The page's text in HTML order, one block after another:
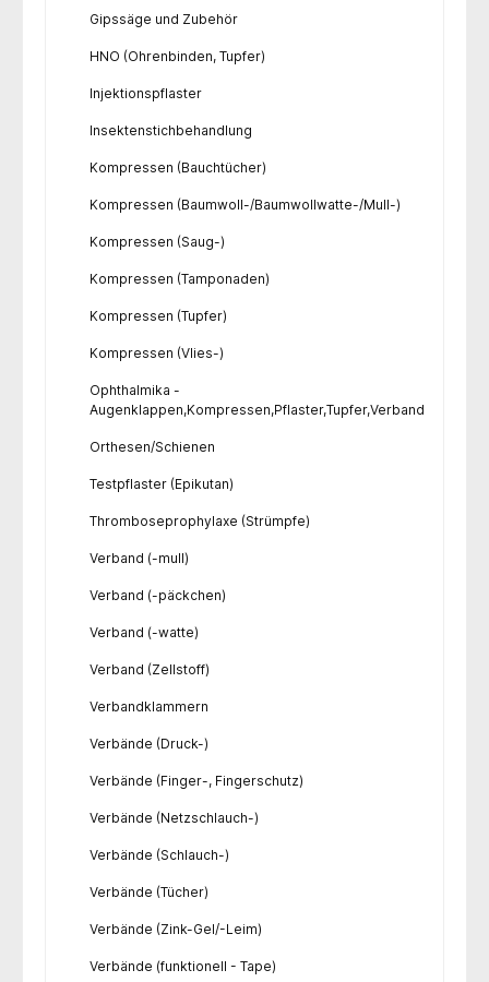
Gipssäge und Zubehör
HNO (Ohrenbinden, Tupfer)
Injektionspflaster
Insektenstichbehandlung
Kompressen (Bauchtücher)
Kompressen (Baumwoll-/Baumwollwatte-/Mull-)
Kompressen (Saug-)
Kompressen (Tamponaden)
Kompressen (Tupfer)
Kompressen (Vlies-)
Ophthalmika -
Augenklappen,Kompressen,Pflaster,Tupfer,Verband
Orthesen/Schienen
Testpflaster (Epikutan)
Thromboseprophylaxe (Strümpfe)
Verband (-mull)
Verband (-päckchen)
Verband (-watte)
Verband (Zellstoff)
Verbandklammern
Verbände (Druck-)
Verbände (Finger-, Fingerschutz)
Verbände (Netzschlauch-)
Verbände (Schlauch-)
Verbände (Tücher)
Verbände (Zink-Gel/-Leim)
Verbände (funktionell - Tape)